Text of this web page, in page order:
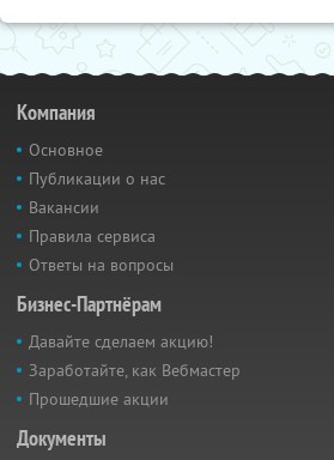
Компания
Основное
Публикации о нас
Вакансии
Правила сервиса
Ответы на вопросы
Бизнес-Партнёрам
Давайте сделаем акцию!
Заработайте, как Вебмастер
Прошедшие акции
Документы